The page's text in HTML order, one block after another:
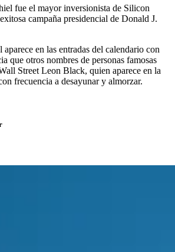
fue el mayor inversionista de Silicon
campaña presidencial de Donald J.
en las entradas del calendario con
que otros nombres de personas famosas
Street Leon Black, quien aparece en la
frecuencia a desayunar y almorzar.